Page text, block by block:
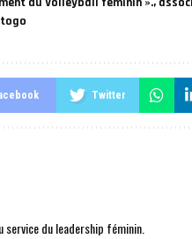
Twitter
service du leadership féminin.